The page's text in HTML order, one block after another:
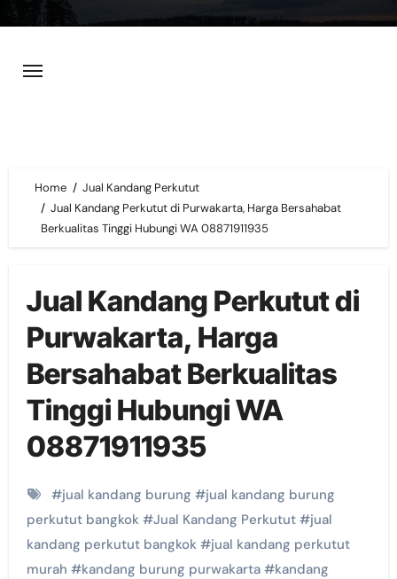
content
Home
Jual Kandang Perkutut
Jual Kandang Perkutut di Purwakarta, Harga Bersahabat
Berkualitas Tinggi Hubungi WA 08871911935
Jual Kandang Perkutut di
Purwakarta, Harga
Bersahabat Berkualitas
Tinggi Hubungi WA
08871911935
#jual kandang burung #jual kandang burung
perkutut bangkok#Jual Kandang Perkutut#jual
kandang perkutut bangkok#jual kandang perkutut
murah #kandang burung purwakarta#kandang